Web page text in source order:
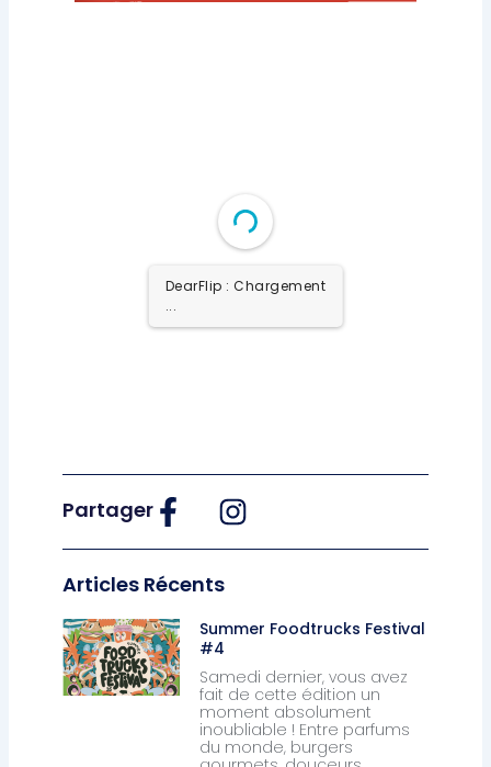
DearFlip : Chargement
...
Partager
Articles Récents
Summer Foodtrucks Festival
#4
Samedi dernier, vous avez
fait de cette édition un
moment absolument
inoubliable ! Entre parfums
du monde, burgers